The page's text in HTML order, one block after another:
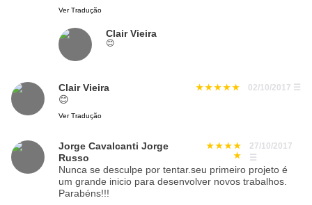
Ver Tradução
Clair Vieira
😊
Clair Vieira 02/10/2017 ☰
😊
Ver Tradução
Jorge Cavalcanti Jorge
Russo
27/10/2017
☰
Nunca se desculpe por tentar.seu primeiro projeto é
um grande inicio para desenvolver novos trabalhos.
Parabéns!!!